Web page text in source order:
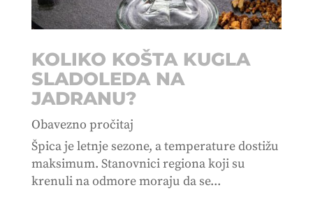
KOLIKO KOŠTA KUGLA
SLADOLEDA NA
JADRANU?
Obavezno pročitaj
Špica je letnje sezone, a temperature dostižu
maksimum. Stanovnici regiona koji su
krenuli na odmore moraju da se...